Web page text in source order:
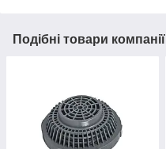
Подібні товари компанії